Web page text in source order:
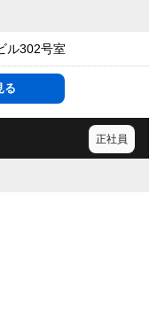
ル302号室
る
正社員